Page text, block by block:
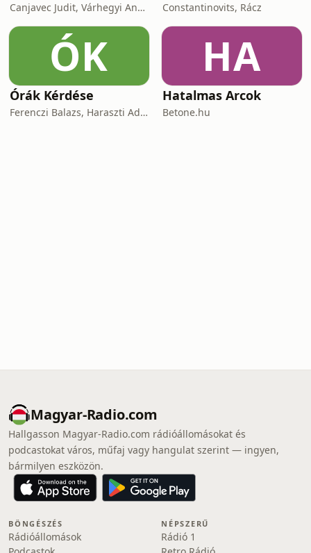
Canjavec Judit, Várhegyi András, Gyürke Kata, Tompa Diána, Vass Antónia Constantinovits, Rácz
ÓK
Órák Kérdése
Ferenczi Balazs, Haraszti Adam
HA
Hatalmas Arcok
Betone.hu
Magyar-Radio.com
Hallgasson Magyar-Radio.com rádióállomásokat és
podcastokat város, műfaj vagy hangulat szerint — ingyen,
bármilyen eszközön.
BÖNGÉSZÉS
Rádióállomások
NÉPSZERŰ
Rádió 1